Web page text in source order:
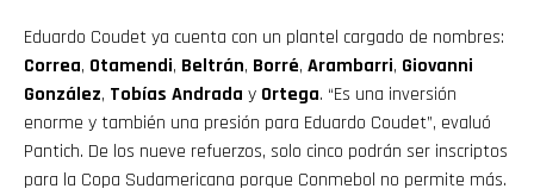
Eduardo Coudet ya cuenta con un plantel cargado de nombres:
Correa, Otamendi, Beltrán, Borré, Arambarri, Giovanni
González, Tobías Andrada y Ortega. “Es una inversión
enorme y también una presión para Eduardo Coudet”, evaluó
Pantich. De los nueve refuerzos, solo cinco podrán ser inscriptos
para la Copa Sudamericana porque Conmebol no permite más.